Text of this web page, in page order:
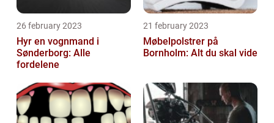
26 february 2023
Hyr en vognmand i
Sønderborg: Alle
fordelene
21 february 2023
Møbelpolstrer på
Bornholm: Alt du skal vide